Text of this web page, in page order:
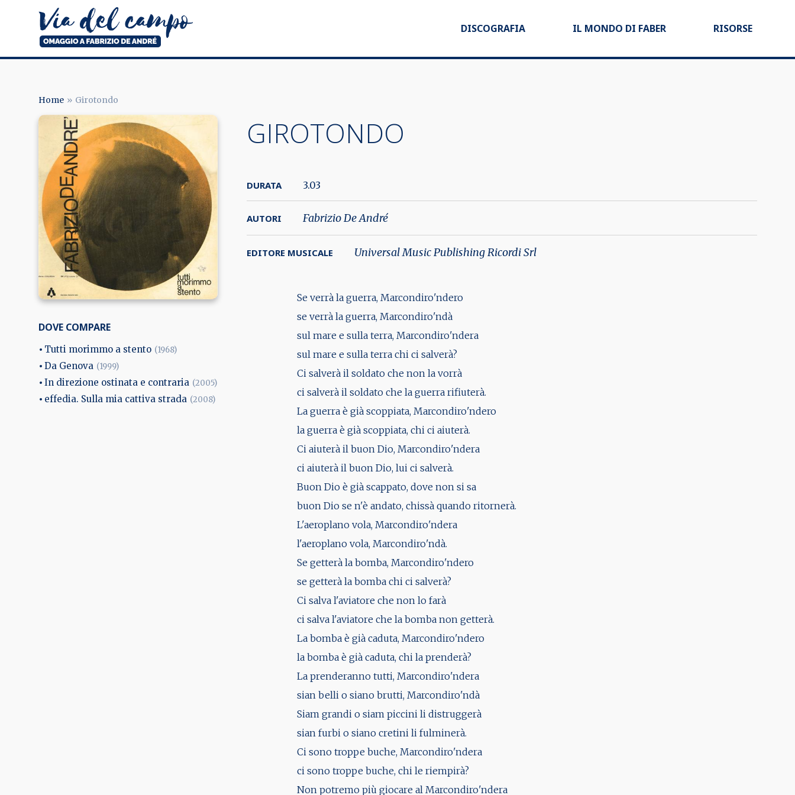
contenuto
principale
Via
campo
DISCOGRAFIA IL MONDO DI FABER RISORSE
BRICIOLE
PANE
Home Girotondo
DOVE COMPARE
Tutti morimmo a stento (1968)
Da Genova (1999)
In direzione ostinata e contraria (2005)
effedia. Sulla mia cattiva strada (2008)
GIROTONDO
DURATA 3.03
AUTORI Fabrizio De André
EDITORE MUSICALE Universal Music Publishing Ricordi Srl
Se verrà la guerra, Marcondiro'ndero
se verrà la guerra, Marcondiro'ndà
sul mare e sulla terra, Marcondiro'ndera
sul mare e sulla terra chi ci salverà?
Ci salverà il soldato che non la vorrà
ci salverà il soldato che la guerra rifiuterà.
La guerra è già scoppiata, Marcondiro'ndero
la guerra è già scoppiata, chi ci aiuterà.
Ci aiuterà il buon Dio, Marcondiro'ndera
ci aiuterà il buon Dio, lui ci salverà.
Buon Dio è già scappato, dove non si sa
buon Dio se n'è andato, chissà quando ritornerà.
L'aeroplano vola, Marcondiro'ndera
l'aeroplano vola, Marcondiro'ndà.
Se getterà la bomba, Marcondiro'ndero
se getterà la bomba chi ci salverà?
Ci salva l'aviatore che non lo farà
ci salva l'aviatore che la bomba non getterà.
La bomba è già caduta, Marcondiro'ndero
la bomba è già caduta, chi la prenderà?
La prenderanno tutti, Marcondiro'ndera
sian belli o siano brutti, Marcondiro'ndà
Siam grandi o siam piccini li distruggerà
sian furbi o siano cretini li fulminerà.
Ci sono troppe buche, Marcondiro'ndera
ci sono troppe buche, chi le riempirà?
Non potremo più giocare al Marcondiro'ndera